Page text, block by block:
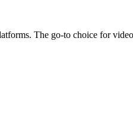
The go-to choice for